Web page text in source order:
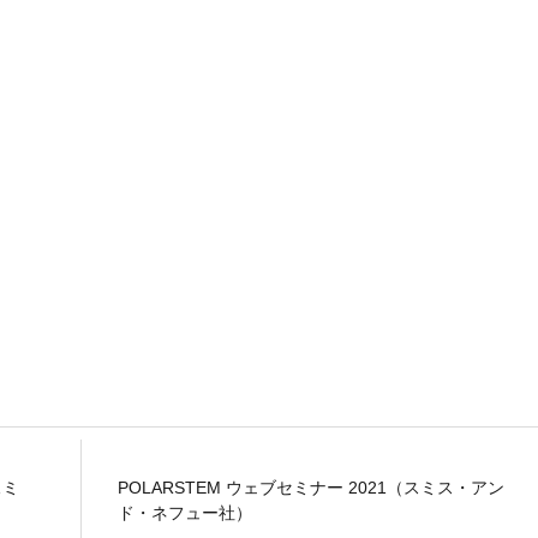
POLARSTEM ウェブセミナー 2021（スミス・アン
ド・ネフュー社）